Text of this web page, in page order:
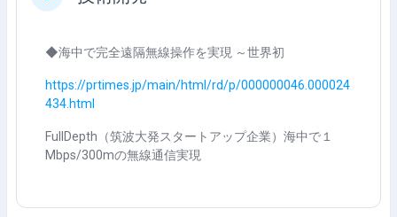
す
る
◆海中で完全遠隔無線操作を実現 ～世界初
https://prtimes.jp/main/html/rd/p/000000046.000024
434.html
FullDepth（筑波大発スタートアップ企業）海中で１
Mbps/300mの無線通信実現